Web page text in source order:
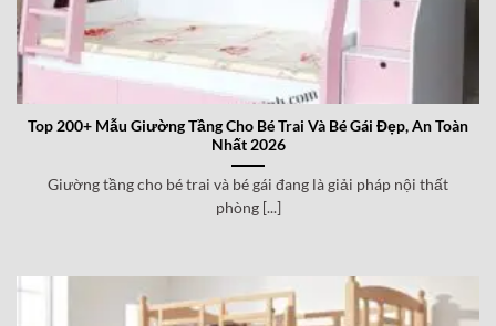
Top 200+ Mẫu Giường Tầng Cho Bé Trai Và Bé Gái Đẹp, An Toàn
Nhất 2026
Giường tầng cho bé trai và bé gái đang là giải pháp nội thất
phòng [...]